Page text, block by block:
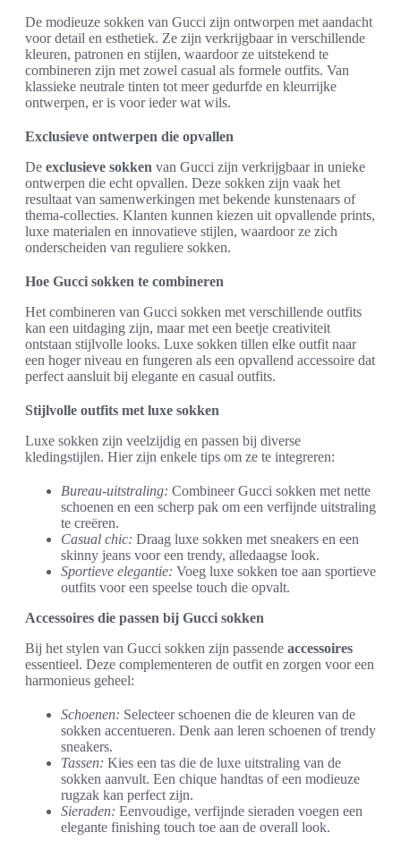
De modieuze sokken van Gucci zijn ontworpen met aandacht
voor detail en esthetiek. Ze zijn verkrijgbaar in verschillende
kleuren, patronen en stijlen, waardoor ze uitstekend te
combineren zijn met zowel casual als formele outfits. Van
klassieke neutrale tinten tot meer gedurfde en kleurrijke
ontwerpen, er is voor ieder wat wils.
Exclusieve ontwerpen die opvallen
De exclusieve sokken van Gucci zijn verkrijgbaar in unieke
ontwerpen die echt opvallen. Deze sokken zijn vaak het
resultaat van samenwerkingen met bekende kunstenaars of
thema-collecties. Klanten kunnen kiezen uit opvallende prints,
luxe materialen en innovatieve stijlen, waardoor ze zich
onderscheiden van reguliere sokken.
Hoe Gucci sokken te combineren
Het combineren van Gucci sokken met verschillende outfits
kan een uitdaging zijn, maar met een beetje creativiteit
ontstaan stijlvolle looks. Luxe sokken tillen elke outfit naar
een hoger niveau en fungeren als een opvallend accessoire dat
perfect aansluit bij elegante en casual outfits.
Stijlvolle outfits met luxe sokken
Luxe sokken zijn veelzijdig en passen bij diverse
kledingstijlen. Hier zijn enkele tips om ze te integreren:
Bureau-uitstraling: Combineer Gucci sokken met nette
schoenen en een scherp pak om een verfijnde uitstraling
te creëren.
Casual chic: Draag luxe sokken met sneakers en een
skinny jeans voor een trendy, alledaagse look.
Sportieve elegantie: Voeg luxe sokken toe aan sportieve
outfits voor een speelse touch die opvalt.
Accessoires die passen bij Gucci sokken
Bij het stylen van Gucci sokken zijn passende accessoires
essentieel. Deze complementeren de outfit en zorgen voor een
harmonieus geheel:
Schoenen: Selecteer schoenen die de kleuren van de
sokken accentueren. Denk aan leren schoenen of trendy
sneakers.
Tassen: Kies een tas die de luxe uitstraling van de
sokken aanvult. Een chique handtas of een modieuze
rugzak kan perfect zijn.
Sieraden: Eenvoudige, verfijnde sieraden voegen een
elegante finishing touch toe aan de overall look.